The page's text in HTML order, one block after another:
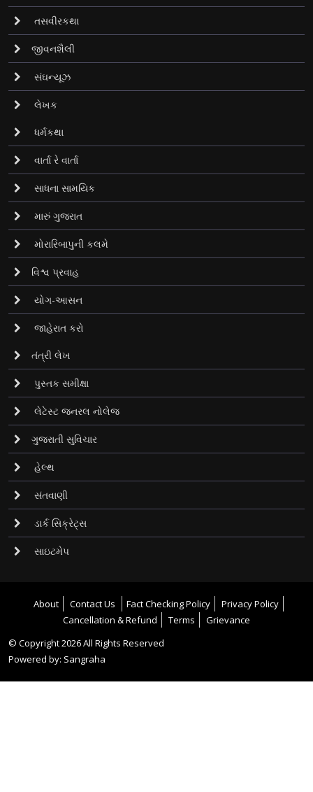
તસવીરકથા
જીવનશૈલી
સંઘન્યૂઝ
લેખક
ધર્મકથા
વાર્તા રે વાર્તા
સાધના સામયિક
મારું ગુજરાત
મોરારિબાપુની કલમે
વિશ્વ પ્રવાહ
યોગ-આસન
જાહેરાત કરો
તંત્રી લેખ
પુસ્તક સમીક્ષા
લેટેસ્ટ જનરલ નોલેજ
ગુજરાતી સુવિચાર
હેલ્થ
સંતવાણી
ડાર્ક સિક્રેટ્‌સ
સાઇટમેપ
About Contact Us Fact Checking Policy
Privacy Policy
Cancellation & Refund
Terms
Grievance
© Copyright2026All Rights Reserved
Powered by: Sangraha